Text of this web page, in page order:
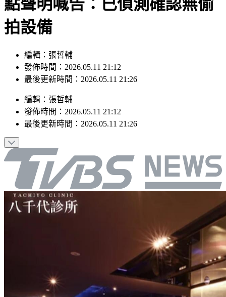
拍設備
發佈時間：2026.05.11 21:12
最後更新時間：2026.05.11 21:26
發佈時間：2026.05.11 21:12
最後更新時間：2026.05.11 21:26